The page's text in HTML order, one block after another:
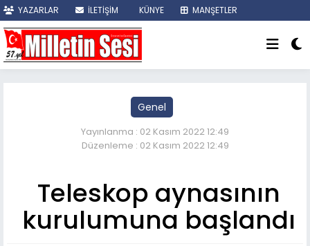
YAZARLAR İLETİŞİM KÜNYE
MANŞETLER
SON DAKİKA
Genel
Yayınlanma : 02 Kasım 2022 12:49
Düzenleme : 02 Kasım 2022 12:49
Teleskop aynasının
kurulumuna başlandı